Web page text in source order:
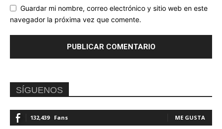
Guardar mi nombre, correo electrónico y sitio web en este
navegador la próxima vez que comente.
SÍGUENOS
132,439 Fans ME GUSTA